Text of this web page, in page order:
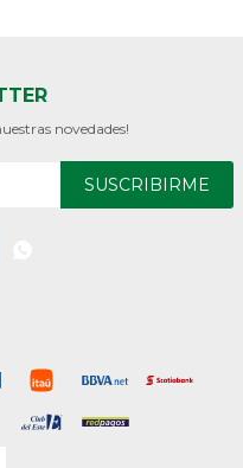
novedades!
SUSCRIBIRME